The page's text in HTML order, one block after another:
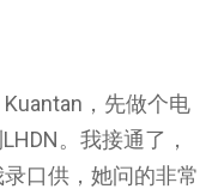
，先做个电
。我接通了，
口供，她问的非常